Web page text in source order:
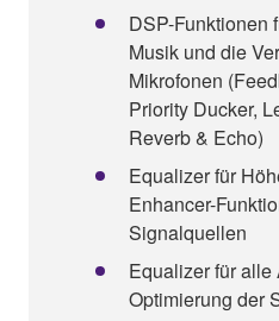
DSP-Funktionen
Musik und die
Mikrofonen
Priority Ducker,
Reverb & Echo)
Equalizer für
Enhancer-
Signalquellen
Equalizer für
Optimierung der